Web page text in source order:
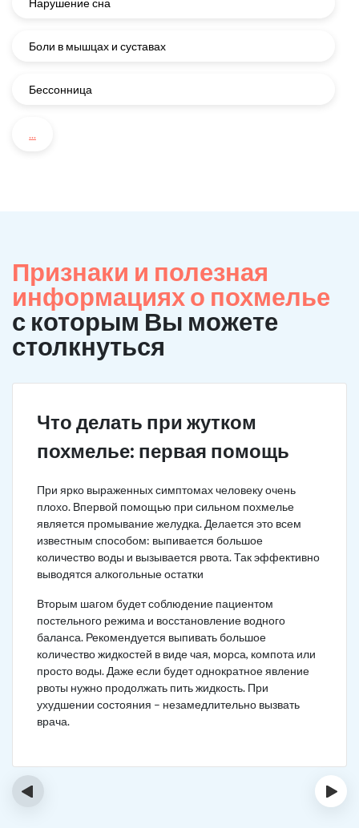
Нарушение сна
Боли в мышцах и суставах
Бессонница
...
Признаки и полезная
информациях о похмелье
с которым Вы можете
столкнуться
Что делать при жутком
похмелье: первая помощь
При ярко выраженных симптомах человеку очень
плохо. Впервой помощью при сильном похмелье
является промывание желудка. Делается это всем
известным способом: выпивается большое
количество воды и вызывается рвота. Так эффективно
выводятся алкогольные остатки
Вторым шагом будет соблюдение пациентом
постельного режима и восстановление водного
баланса. Рекомендуется выпивать большое
количество жидкостей в виде чая, морса, компота или
просто воды. Даже если будет однократное явление
рвоты нужно продолжать пить жидкость. При
ухудшении состояния – незамедлительно вызвать
врача.
‹ ›